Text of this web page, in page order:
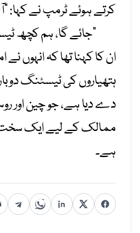
کرتے ہوئے ٹرمپ نے کہا:
جائے گا، ہم کچھ ٹیسٹنگ کرنے جا رہے ہیں۔”
ان کا کہنا تھا کہ انہوں نے
ہتھیاروں کی ٹیسٹنگ
دے دیا ہے، جو چین
ممالک کے لیے ایک سخت
ہے۔